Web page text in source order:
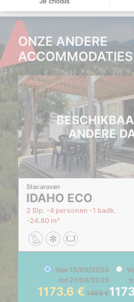
ONZE ANDERE
ACCOMMODATIES
ANDERE
Stacaravan
IDAHO ECO
2 Slp. 4 personen
1 badk.
24.80 m²
Van 15/08/2026
tot 21/08/2026
1173.6 1464